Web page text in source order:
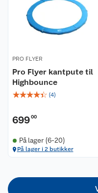
PRO FLYER
Pro Flyer kantpute til
Highbounce
☆☆☆☆☆ (4)
69900
På lager (6-20)
På lager i 2 butikker
Nyheter
Våre butikker
Våre merkevarer
Coop kjeder
Sikkerhetsdatablad
Samvirkelag
Angre- og returrett
Reklamasjon og garanti
Ofte stilte spørsmål
Betalingsalternativer
Kjøpsvilkår
Retur av el-avfall
Klikk og hent
Festdrakter til hele
Trampoline
Hagemøbler og utemøbler